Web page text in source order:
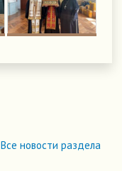
Все новости раздела